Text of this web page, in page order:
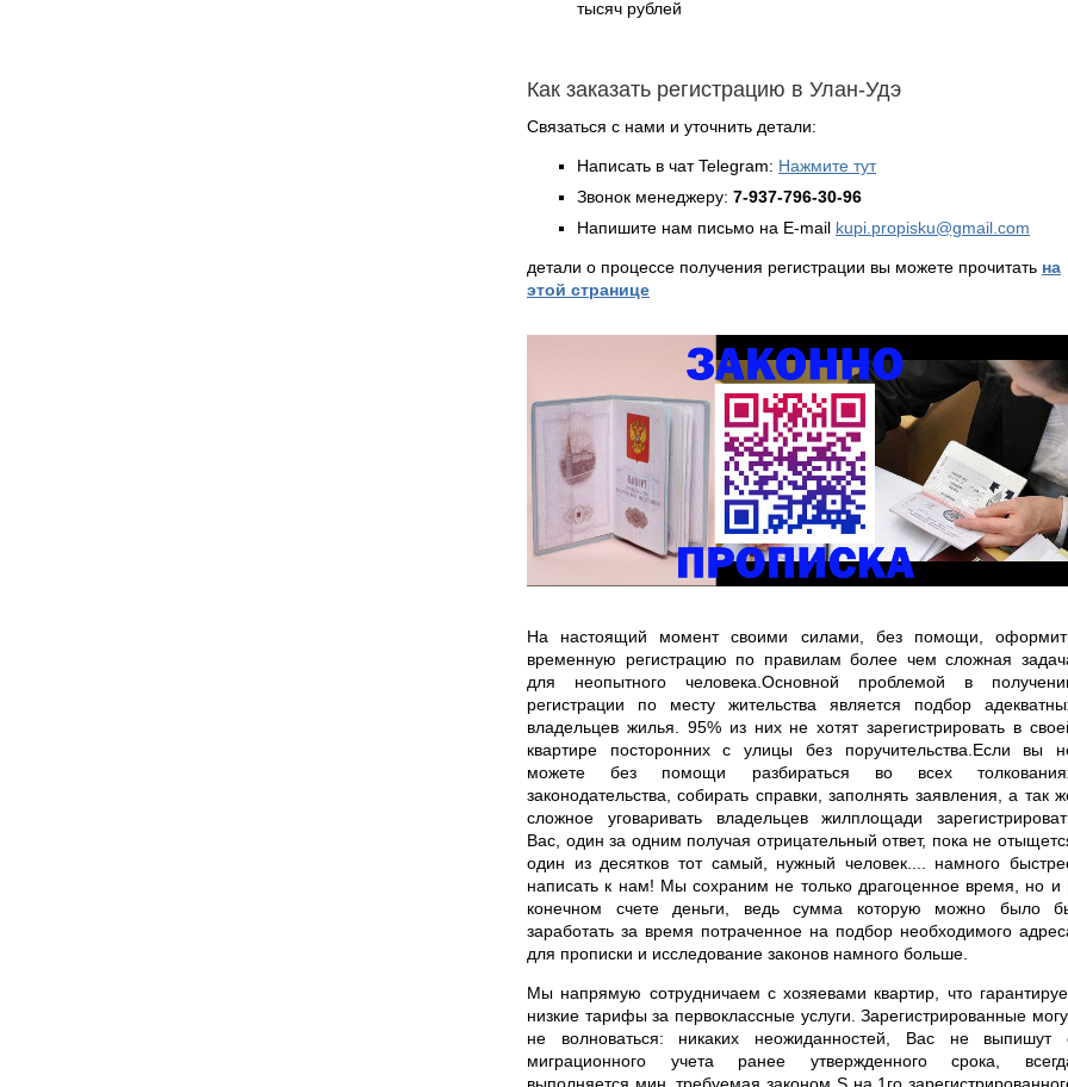
тысяч рублей
Как заказать регистрацию в Улан-Удэ
Связаться с нами и уточнить детали:
Написать в чат Telegram: Нажмите тут
Звонок менеджеру: 7-937-796-30-96
Напишите нам письмо на E-mail kupi.propisku@gmail.com
детали о процессе получения регистрации вы можете прочитать на
этой странице
На настоящий момент своими силами, без помощи,
временную регистрацию по правилам более чем сложная
для неопытного человека.Основной проблемой в
регистрации по месту жительства является подбор
владельцев жилья. 95% из них не хотят зарегистрировать в
квартире посторонних с улицы без поручительства.Если вы
можете без помощи разбираться во всех
законодательства, собирать справки, заполнять заявления, а так
сложное уговаривать владельцев жилплощади
Вас, один за одним получая отрицательный ответ, пока не
один из десятков тот самый, нужный человек.... намного
написать к нам! Мы сохраним не только драгоценное время, но и
конечном счете деньги, ведь сумма которую можно было
заработать за время потраченное на подбор необходимого
для прописки и исследование законов намного больше.
Мы напрямую сотрудничаем с хозяевами квартир, что
низкие тарифы за первоклассные услуги. Зарегистрированные
не волноваться: никаких неожиданностей, Вас не выпишут
миграционного учета ранее утвержденного срока,